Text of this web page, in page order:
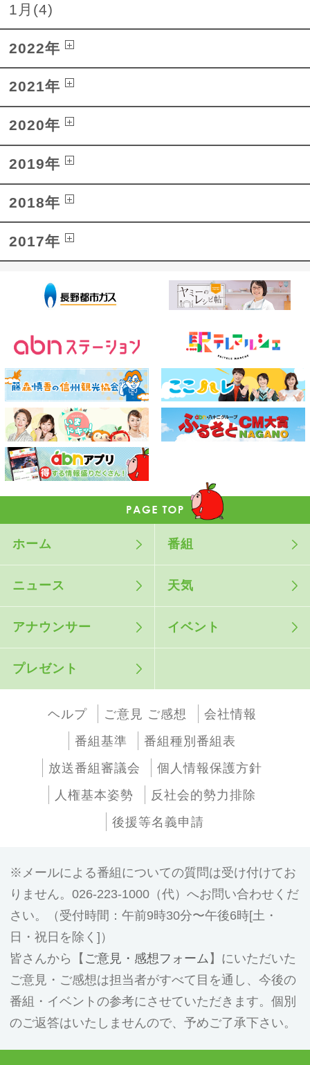
1月(4)
2022年
2021年
2020年
2019年
2018年
2017年
ホーム 番組
ニュース 天気
アナウンサー イベント
プレゼント
ヘルプ ご意見 ご感想
会社情報
番組基準
番組種別番組表
放送番組審議会
個人情報保護方針
人権基本姿勢
反社会的勢力排除
後援等名義申請
メールによる番組についての質問は受け付けてお
りません。026-223-1000（代）へお問い合わせくだ
さい。（受付時間：午前9時30分〜午後6時[土・
日・祝日を除く]）
皆さんから【 ご意見・感想フォーム 】にいただいた
ご意見・ご感想は担当者がすべて目を通し、今後の
番組・イベントの参考にさせていただきます。個別
のご返答はいたしませんので、予めご了承下さい。